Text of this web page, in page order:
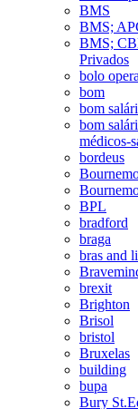
BMS
BMS;
BMS;
Privados
bolo
bom
bom
bom
médicos-
bordeus
BPL
bradford
braga
bras and
brexit
Brighton
Brisol
bristol
Bruxelas
building
bupa
Bury